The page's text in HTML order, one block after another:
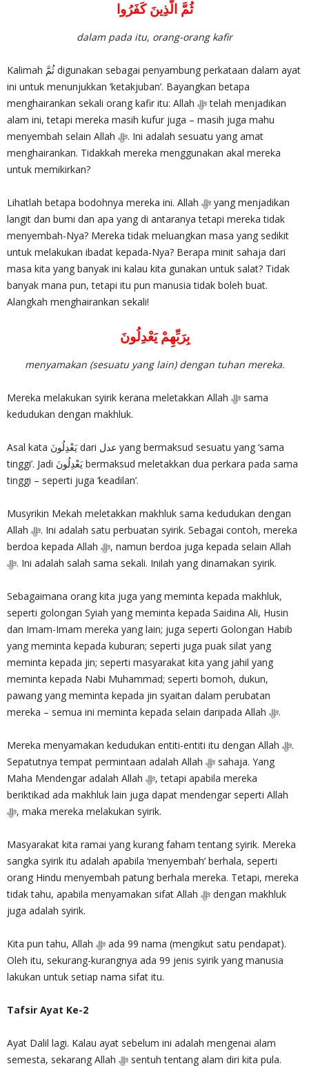
ثُمَّ الَّذِينَ كَفَرُوا
dalam pada itu, orang-orang kafir
Kalimah ثُمَّ digunakan sebagai penyambung perkataan dalam ayat
ini untuk menunjukkan ‘ketakjuban’. Bayangkan betapa
menghairankan sekali orang kafir itu: Allah ‎ﷻ telah menjadikan
alam ini, tetapi mereka masih kufur juga – masih juga mahu
menyembah selain Allah ‎ﷻ. Ini adalah sesuatu yang amat
menghairankan. Tidakkah mereka menggunakan akal mereka
untuk memikirkan?
Lihatlah betapa bodohnya mereka ini. Allah ‎ﷻ yang menjadikan
langit dan bumi dan apa yang di antaranya tetapi mereka tidak
menyembah-Nya? Mereka tidak meluangkan masa yang sedikit
untuk melakukan ibadat kepada-Nya? Berapa minit sahaja dari
masa kita yang banyak ini kalau kita gunakan untuk salat? Tidak
banyak mana pun, tetapi itu pun manusia tidak boleh buat.
Alangkah menghairankan sekali!
بِرَبِّهِمْ يَعْدِلُونَ
menyamakan (sesuatu yang lain) dengan tuhan mereka.
Mereka melakukan syirik kerana meletakkan Allah ‎ﷻ sama
kedudukan dengan makhluk.
Asal kata يَعْدِلُونَ dari عدل yang bermaksud sesuatu yang ‘sama
tinggi’. Jadi يَعْدِلُونَ bermaksud meletakkan dua perkara pada sama
tinggi – seperti juga ‘keadilan’.
Musyrikin Mekah meletakkan makhluk sama kedudukan dengan
Allah ‎ﷻ. Ini adalah satu perbuatan syirik. Sebagai contoh, mereka
berdoa kepada Allah ‎ﷻ, namun berdoa juga kepada selain Allah
‎ﷻ. Ini adalah salah sama sekali. Inilah yang dinamakan syirik.
Sebagaimana orang kita juga yang meminta kepada makhluk,
seperti golongan Syiah yang meminta kepada Saidina Ali, Husin
dan Imam-Imam mereka yang lain; juga seperti Golongan Habib
yang meminta kepada kuburan; seperti juga puak silat yang
meminta kepada jin; seperti masyarakat kita yang jahil yang
meminta kepada Nabi Muhammad; seperti bomoh, dukun,
pawang yang meminta kepada jin syaitan dalam perubatan
mereka – semua ini meminta kepada selain daripada Allah ‎ﷻ.
Mereka menyamakan kedudukan entiti-entiti itu dengan Allah ‎ﷻ.
Sepatutnya tempat permintaan adalah Allah ‎ﷻ sahaja. Yang
Maha Mendengar adalah Allah ‎ﷻ, tetapi apabila mereka
beriktikad ada makhluk lain juga dapat mendengar seperti Allah
‎ﷻ, maka mereka melakukan syirik.
Masyarakat kita ramai yang kurang faham tentang syirik. Mereka
sangka syirik itu adalah apabila ‘menyembah’ berhala, seperti
orang Hindu menyembah patung berhala mereka. Tetapi, mereka
tidak tahu, apabila menyamakan sifat Allah ‎ﷻ dengan makhluk
juga adalah syirik.
Kita pun tahu, Allah ‎ﷻ ada 99 nama (mengikut satu pendapat).
Oleh itu, sekurang-kurangnya ada 99 jenis syirik yang manusia
lakukan untuk setiap nama sifat itu.
Tafsir Ayat Ke-2
Ayat Dalil lagi. Kalau ayat sebelum ini adalah mengenai alam
semesta, sekarang Allah ‎ﷻ sentuh tentang alam diri kita pula.